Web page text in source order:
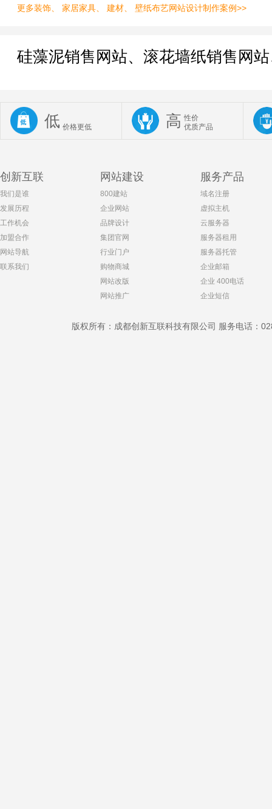
更多装饰、 家居家具、 建材、 壁纸布艺网站设计制作案例>>
硅藻泥销售网站、滚花墙纸销售网
低 价格更低 高 性价
优质产品
创新互联
我们是谁
发展历程
工作机会
加盟合作
网站导航
联系我们
网站建设
800建站
企业网站
品牌设计
集团官网
行业门户
购物商城
网站改版
网站推广
服务产品
域名注册
虚拟主机
云服务器
服务器租用
服务器托管
企业邮箱
企业 400电话
企业短信
版权所有：成都创新互联科技有限公司 服务电话：